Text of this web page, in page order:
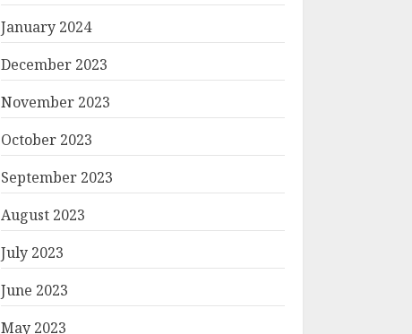
January 2024
December 2023
November 2023
October 2023
September 2023
August 2023
July 2023
June 2023
May 2023